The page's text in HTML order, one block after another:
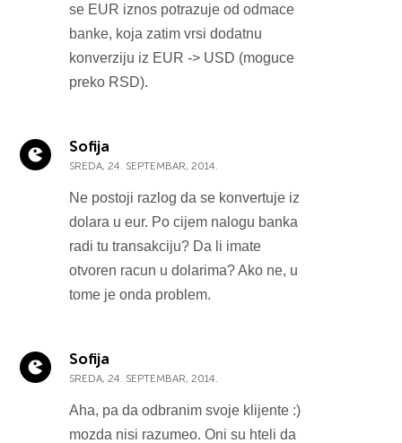
se EUR iznos potrazuje od odmace
banke, koja zatim vrsi dodatnu
konverziju iz EUR -> USD (moguce
preko RSD).
Sofija
SREDA, 24. SEPTEMBAR, 2014.
Ne postoji razlog da se konvertuje iz
dolara u eur. Po cijem nalogu banka
radi tu transakciju? Da li imate
otvoren racun u dolarima? Ako ne, u
tome je onda problem.
Sofija
SREDA, 24. SEPTEMBAR, 2014.
Aha, pa da odbranim svoje klijente :)
mozda nisi razumeo. Oni su hteli da